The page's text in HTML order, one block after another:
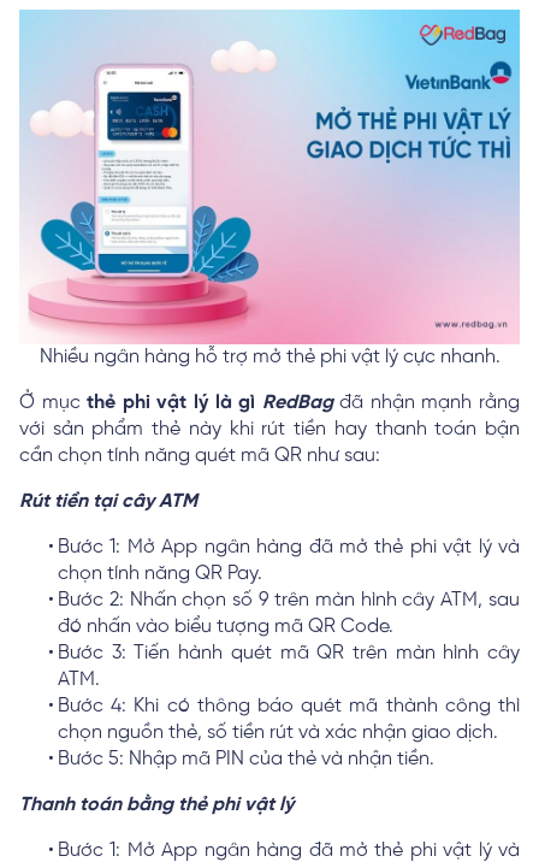
Nhiều ngân hàng hỗ trợ mở thẻ phi vật lý cực nhanh.
Ở mụcthẻ phi vật lý là gì RedBagđã nhận mạnh rằng
với sản phẩm thẻ này khi rút tiền hay thanh toán bận
cần chọn tính năng quét mã QR như sau:
Rút tiền tại cây ATM
Bước 1: Mở App ngân hàng đã mở thẻ phi vật lý và
chọn tính năng QR Pay.
Bước 2: Nhấn chọn số 9 trên màn hình cây ATM, sau
đó nhấn vào biểu tượng mã QR Code.
Bước 3: Tiến hành quét mã QR trên màn hình cây
ATM.
Bước 4: Khi có thông báo quét mã thành công thì
chọn nguồn thẻ, số tiền rút và xác nhận giao dịch.
Bước 5: Nhập mã PIN của thẻ và nhận tiền.
Thanh toán bằng thẻ phi vật lý
Bước 1: Mở App ngân hàng đã mở thẻ phi vật lý và